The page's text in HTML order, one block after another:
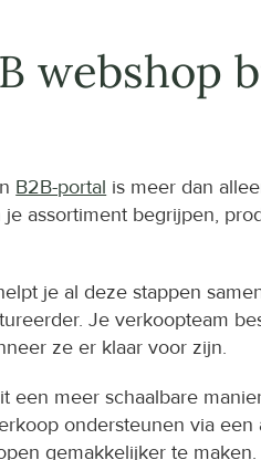
B2B-portal is meer dan
assortiment begrijpen,
je al deze stappen
Je verkoopteam
ze er klaar voor zijn.
een meer schaalbare
ondersteunen via
gemakkelijker te maken.